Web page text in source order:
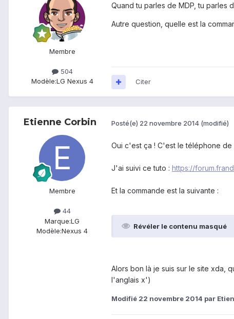
Membre
504
Modèle:LG Nexus 4
Quand tu parles de MDP, tu parles
Autre question, quelle est la
Citer
Etienne Corbin
Membre
44
Marque:LG
Modèle:Nexus 4
Posté(e) 22 novembre 2014 (modifié)
Oui c'est ça ! C'est le téléphone
J'ai suivi ce tuto : https://
Et la commande est la suivante :
Révéler le contenu masqué
Alors bon là je suis sur le site xda,
l'anglais x')
Modifié 22 novembre 2014 par